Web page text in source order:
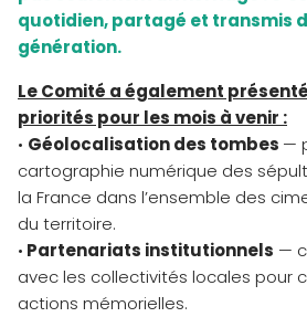
quotidien, partagé et transmis
génération.
Le Comité a également
priorités pour les mois à venir :
• Géolocalisation des tombes —
cartographie numérique des
la France dans l’ensemble des
du territoire.
• Partenariats institutionnels —
avec les collectivités locales pour
actions mémorielles.